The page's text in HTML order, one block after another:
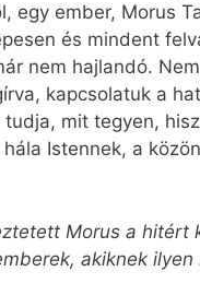
ember, Morus
és mindent
nem hajlandó.
kapcsolatuk a
mit tegyen,
Istennek, a
Morus a
akiknek